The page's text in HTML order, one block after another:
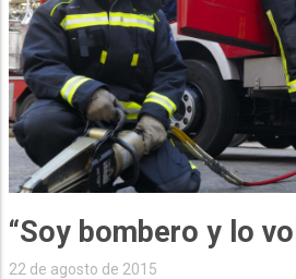
“Soy bombero y lo
22 de agosto de 2015